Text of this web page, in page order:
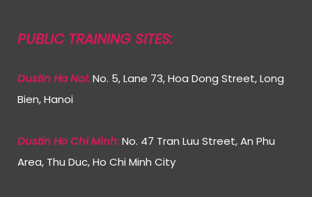
PUBLIC TRAINING SITES:
Dustin Ha Noi:No. 5, Lane 73, Hoa Dong Street, Long
Bien, Hanoi
Dustin Ho Chi Minh:No. 47 Tran Luu Street, An Phu
Area, Thu Duc, Ho Chi Minh City